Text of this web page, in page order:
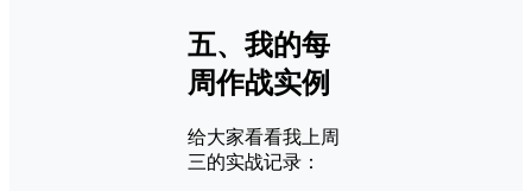
五、我的每
周作战实例
给大家看看我上周
三的实战记录：